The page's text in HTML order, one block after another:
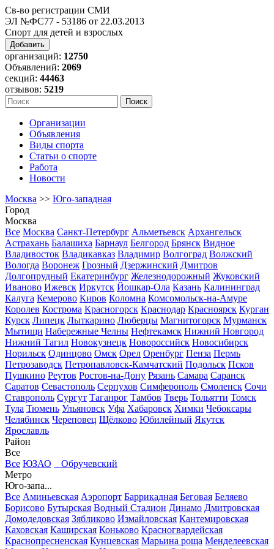
Св-во регистрации СМИ
ЭЛ №ФС77 - 53186 от 22.03.2013
Спорт для детей и взрослых
Добавить
организаций: 12750
Объявлений: 2069
секций: 44463
отзывов: 5219
Организации
Объявления
Виды спорта
Статьи о спорте
Работа
Новости
Москва >> Юго-западная
Город
Москва
Все Москва Санкт-Петербург Альметьевск Архангельск
Астрахань Балашиха Барнаул Белгород Брянск Видное
Владивосток Владикавказ Владимир Волгоград Волжский
Вологда Воронеж Грозный Дзержинский Дмитров
Долгопрудный Екатеринбург Железнодорожный Жуковский
Иваново Ижевск Иркутск Йошкар-Ола Казань Калининград
Калуга Кемерово Киров Коломна Комсомольск-на-Амуре
Королев Кострома Красногорск Краснодар Красноярск Курган
Курск Липецк Лыткарино Люберцы Магнитогорск Мурманск
Мытищи Набережные Челны Нефтекамск Нижний Новгород
Нижний Тагил Новокузнецк Новороссийск Новосибирск
Норильск Одинцово Омск Орел Оренбург Пенза Пермь
Петрозаводск Петропавловск-Камчатский Подольск Псков
Пушкино Реутов Ростов-на-Дону Рязань Самара Саранск
Саратов Севастополь Серпухов Симферополь Смоленск Сочи
Ставрополь Сургут Таганрог Тамбов Тверь Тольятти Томск
Тула Тюмень Ульяновск Уфа Хабаровск Химки Чебоксары
Челябинск Череповец Щёлково Юбилейный Якутск
Ярославль
Район
Все
Все ЮЗАО
Обручевский
Метро
Юго-запа...
Все Аминьевская Аэропорт Баррикадная Беговая Беляево
Борисово Бутырская Водный Стадион Динамо Дмитровская
Домодедовская Зябликово Измайловская Кантемировская
Каховская Каширская Коньково Красногвардейская
Краснопресненская Кунцевская Марьина роща Менделеевская